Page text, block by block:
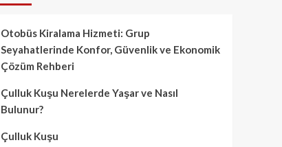
Otobüs Kiralama Hizmeti: Grup
Seyahatlerinde Konfor, Güvenlik ve Ekonomik
Çözüm Rehberi
Çulluk Kuşu Nerelerde Yaşar ve Nasıl
Bulunur?
Çulluk Kuşu